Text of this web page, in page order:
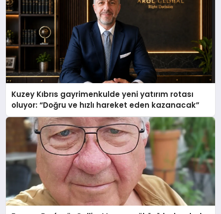
Kuzey Kıbrıs gayrimenkulde yeni yatırım rotası
oluyor: “Doğru ve hızlı hareket eden kazanacak”